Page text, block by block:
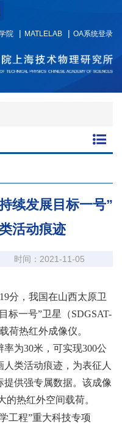
院 MATLELAB OA系统登录
续发展目标一号”
活动痕迹
时间：2021-11-05
19分，我国在山西太原卫
标一号”卫星（SDGSAT-
荷热红外成像仪。
率为30米，可实现300公
类活动痕迹，为表征人
供强专属数据。该成像
的热红外空间载荷。
工程”重大科技专项